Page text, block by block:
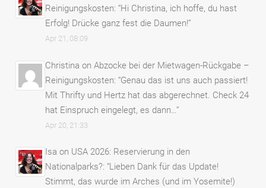
Reinigungskosten: “Hi Christina, ich hoffe, du hast
Erfolg! Drücke ganz fest die Daumen!”
Apr 21, 08:09
Christina onAbzocke bei der Mietwagen-Rückgabe –
Reinigungskosten: “Genau das ist uns auch passiert!
Mit Thrifty und Hertz hat das abgerechnet. Check 24
hat Einspruch eingelegt, es dann…”
Apr 20, 21:33
Isa on USA 2026: Reservierung in den
Nationalparks?: “Lieben Dank für das Update!
Stimmt, das wurde im Arches (und im Yosemite!)